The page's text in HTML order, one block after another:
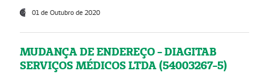
01 de Outubro de 2020
MUDANÇA DE ENDEREÇO - DIAGITAB
SERVIÇOS MÉDICOS LTDA (54003267-5)